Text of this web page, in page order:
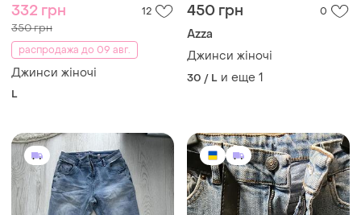
332 грн 12
350 грн
распродажа до 09 авг.
Джинси жіночі
L
450 грн 0
Azza
Джинси жіночі
30 / L и еще 1